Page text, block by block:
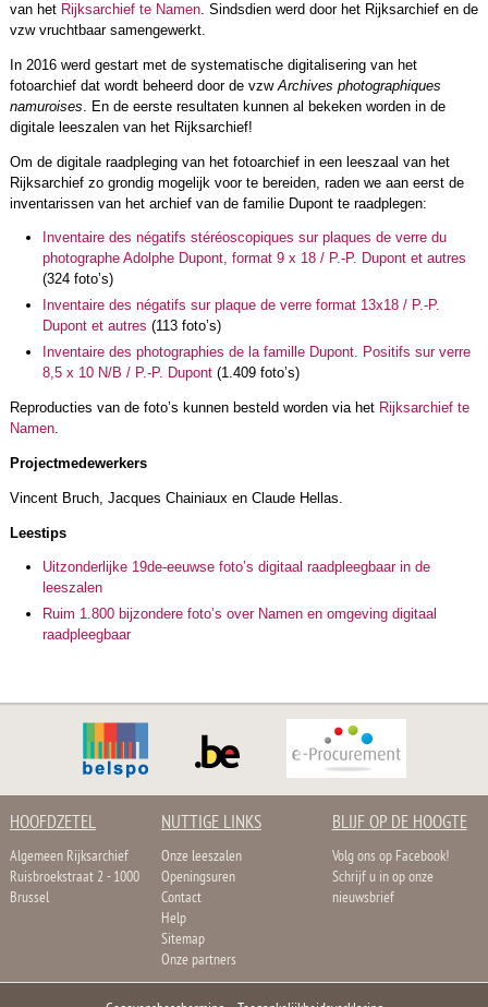
van het Rijksarchief te Namen. Sindsdien werd door het Rijksarchief en de
vzw vruchtbaar samengewerkt.
In 2016 werd gestart met de systematische digitalisering van het
fotoarchief dat wordt beheerd door de vzw Archives photographiques
namuroises . En de eerste resultaten kunnen al bekeken worden in de
digitale leeszalen van het Rijksarchief!
Om de digitale raadpleging van het fotoarchief in een leeszaal van het
Rijksarchief zo grondig mogelijk voor te bereiden, raden we aan eerst de
inventarissen van het archief van de familie Dupont te raadplegen:
Inventaire des négatifs stéréoscopiques sur plaques de verre du
photographe Adolphe Dupont, format 9 x 18 / P.-P. Dupont et autres
(324 foto’s)
Inventaire des négatifs sur plaque de verre format 13x18 / P.-P.
Dupont et autres (113 foto’s)
Inventaire des photographies de la famille Dupont. Positifs sur verre
8,5 x 10 N/B / P.-P. Dupont(1.409 foto’s)
Reproducties van de foto’s kunnen besteld worden via het Rijksarchief te
Namen.
Projectmedewerkers
Vincent Bruch, Jacques Chainiaux en Claude Hellas.
Leestips
Uitzonderlijke 19de-eeuwse foto’s digitaal raadpleegbaar in de
leeszalen
Ruim 1.800 bijzondere foto’s over Namen en omgeving digitaal
raadpleegbaar
HOOFDZETEL
Algemeen Rijksarchief
Ruisbroekstraat 2 - 1000
Brussel
NUTTIGE LINKS
Onze leeszalen
Openingsuren
Contact
Help
Sitemap
Onze partners
BLIJF OP DE HOOGTE
Volg ons op Facebook!
Schrijf u in op onze
nieuwsbrief